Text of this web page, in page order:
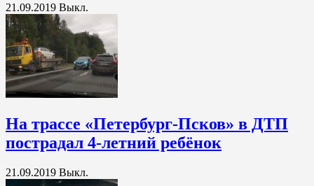
21.09.2019 Выкл.
На трассе «Петербург-Псков» в ДТП
пострадал 4-летний ребёнок
21.09.2019 Выкл.